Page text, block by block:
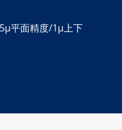
平面精度/1μ上下